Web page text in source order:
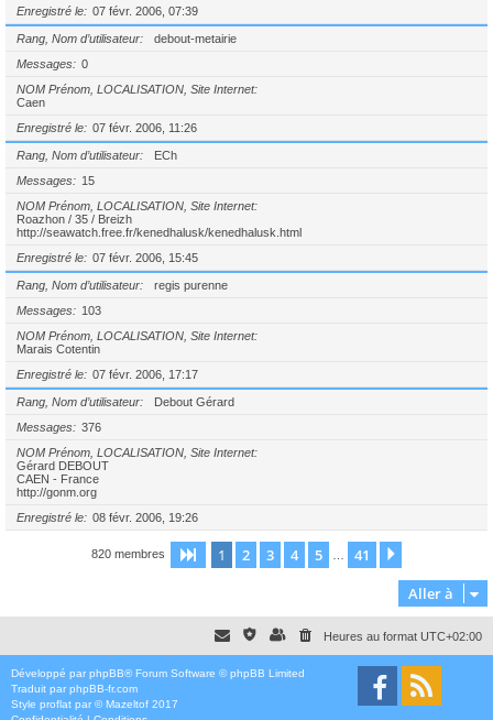
Enregistré le
07 févr. 2006, 07:39
Rang, Nom d’utilisateur
debout-metairie
Messages
0
NOM Prénom, LOCALISATION, Site Internet
Caen
Enregistré le
07 févr. 2006, 11:26
Rang, Nom d’utilisateur
ECh
Messages
15
NOM Prénom, LOCALISATION, Site Internet
Roazhon / 35 / Breizh
http://seawatch.free.fr/kenedhalusk/kenedhalusk.html
Enregistré le
07 févr. 2006, 15:45
Rang, Nom d’utilisateur
regis purenne
Messages
103
NOM Prénom, LOCALISATION, Site Internet
Marais Cotentin
Enregistré le
07 févr. 2006, 17:17
Rang, Nom d’utilisateur
Debout Gérard
Messages
376
NOM Prénom, LOCALISATION, Site Internet
Gérard DEBOUT
CAEN - France
http://gonm.org
Enregistré le
08 févr. 2006, 19:26
820 membres Page 1sur41
1 2 3 4 5 41
Aller à
Heures au format UTC+02:00
Développé par phpBB® Forum Software © phpBB Limited
Traduit par phpBB-fr.com
Style proflat par ©Mazeltof 2017